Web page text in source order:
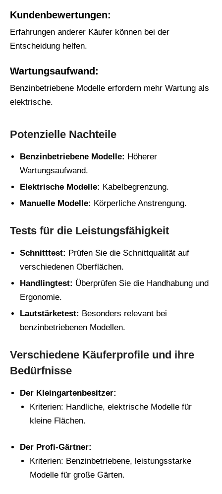
Kundenbewertungen:
Erfahrungen anderer Käufer können bei der
Entscheidung helfen.
Wartungsaufwand:
Benzinbetriebene Modelle erfordern mehr Wartung als
elektrische.
Potenzielle Nachteile
Benzinbetriebene Modelle: Höherer
Wartungsaufwand.
Elektrische Modelle: Kabelbegrenzung.
Manuelle Modelle: Körperliche Anstrengung.
Tests für die Leistungsfähigkeit
Schnitttest: Prüfen Sie die Schnittqualität auf
verschiedenen Oberflächen.
Handlingtest: Überprüfen Sie die Handhabung und
Ergonomie.
Lautstärketest: Besonders relevant bei
benzinbetriebenen Modellen.
Verschiedene Käuferprofile und ihre
Bedürfnisse
Der Kleingartenbesitzer:
Kriterien: Handliche, elektrische Modelle für
kleine Flächen.
Der Profi-Gärtner:
Kriterien: Benzinbetriebene, leistungsstarke
Modelle für große Gärten.